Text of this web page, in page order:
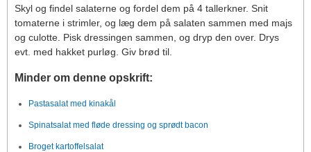
Skyl og findel salaterne og fordel dem på 4 tallerkner. Snit
tomaterne i strimler, og læg dem på salaten sammen med majs
og culotte. Pisk dressingen sammen, og dryp den over. Drys
evt. med hakket purløg. Giv brød til.
Minder om denne opskrift:
Pastasalat med kinakål
Spinatsalat med fløde dressing og sprødt bacon
Broget kartoffelsalat